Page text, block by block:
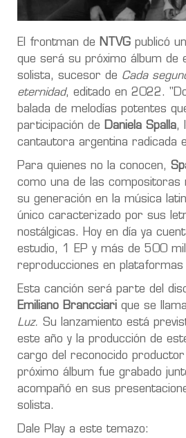
El frontman de NTVG publicó
que será su próximo álbum de
solista, sucesor de Cada
eternidad, editado en 2022.
balada de melodías potentes
participación de Daniela Spalla,
cantautora argentina radicada
Para quienes no la conocen,
como una de las compositoras
su generación en la música
único caracterizado por sus
nostálgicas. Hoy en día ya
estudio, 1 EP y más de 500
reproducciones en
Esta canción será parte del
Emiliano Brancciari que se
Luz. Su lanzamiento está
este año y la producción de
cargo del reconocido productor
próximo álbum fue grabado
acompañó en sus
solista.
Dale Play a este temazo: